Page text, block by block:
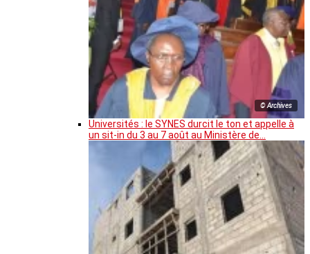
© Archives
Universités : le SYNES durcit le ton et appelle à
un sit-in du 3 au 7 août au Ministère de…